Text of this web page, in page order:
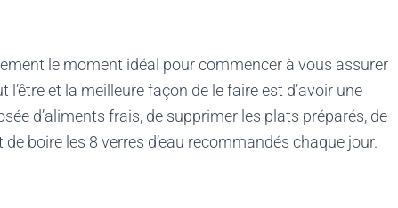
le moment idéal pour commencer à vous assurer
et la meilleure façon de le faire est d’avoir une
d’aliments frais, de supprimer les plats préparés, de
boire les 8 verres d’eau recommandés chaque jour.